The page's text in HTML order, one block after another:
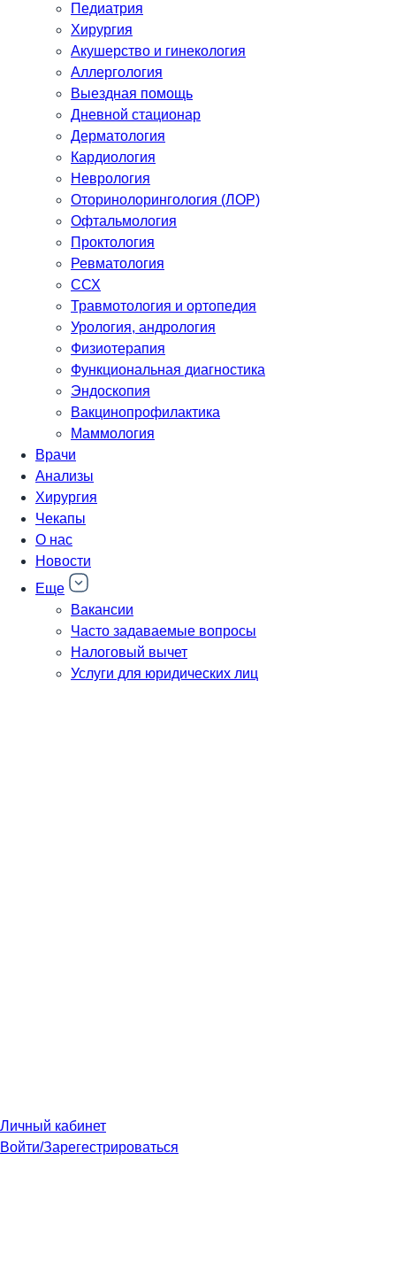
Педиатрия
Хирургия
Акушерство и гинекология
Аллергология
Выездная помощь
Дневной стационар
Дерматология
Кардиология
Неврология
Оторинолорингология (ЛОР)
Офтальмология
Проктология
Ревматология
ССХ
Травмотология и ортопедия
Урология, андрология
Физиотерапия
Функциональная диагностика
Эндоскопия
Вакцинопрофилактика
Маммология
Врачи
Анализы
Хирургия
Чекапы
О нас
Новости
Еще
Вакансии
Часто задаваемые вопросы
Налоговый вычет
Услуги для юридических лиц
Личный кабинет
Войти/Зарегестрироваться